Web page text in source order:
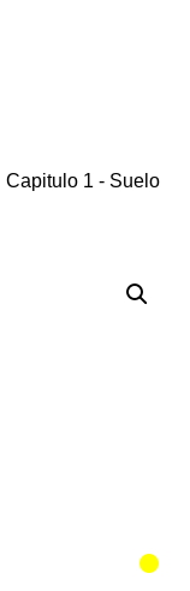
Capitulo 1 - Suelo